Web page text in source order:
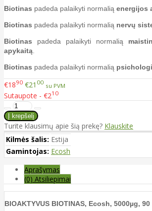
Biotinas padeda palaikyti normalią energijos
Biotinas padeda palaikyti normalią nervų
Biotinas padeda palaikyti normalią
apykaitą
Biotinas padeda palaikyti normalią
€1890 €21 00 su PVM
Sutaupote - €210
Turite klausimų apie šią prekę? Klauskite
Kilmės šalis: Estija
Gamintojas: Ecosh
Aprašymas
(0) Atsiliepimai
BIOAKTYVUS BIOTINAS, Ecosh, 5000µg,